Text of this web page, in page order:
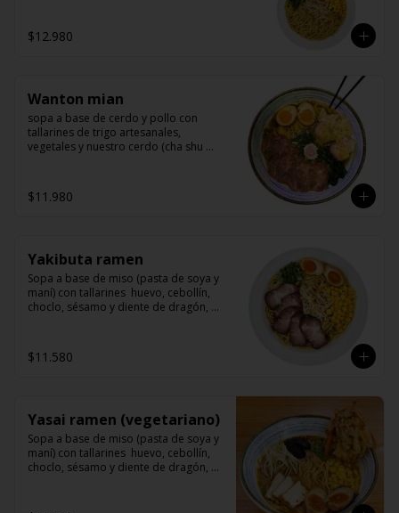
$12.980
Wanton mian
sopa a base de cerdo y pollo con
tallarines de trigo artesanales,
vegetales y nuestro cerdo (cha shu
$11.980
Yakibuta ramen
Sopa a base de miso (pasta de soya y
maní) con tallarines  huevo, cebollín,
choclo, sésamo y diente de dragón,
$11.580
Yasai ramen (vegetariano)
Sopa a base de miso (pasta de soya y
maní) con tallarines  huevo, cebollín,
choclo, sésamo y diente de dragón,